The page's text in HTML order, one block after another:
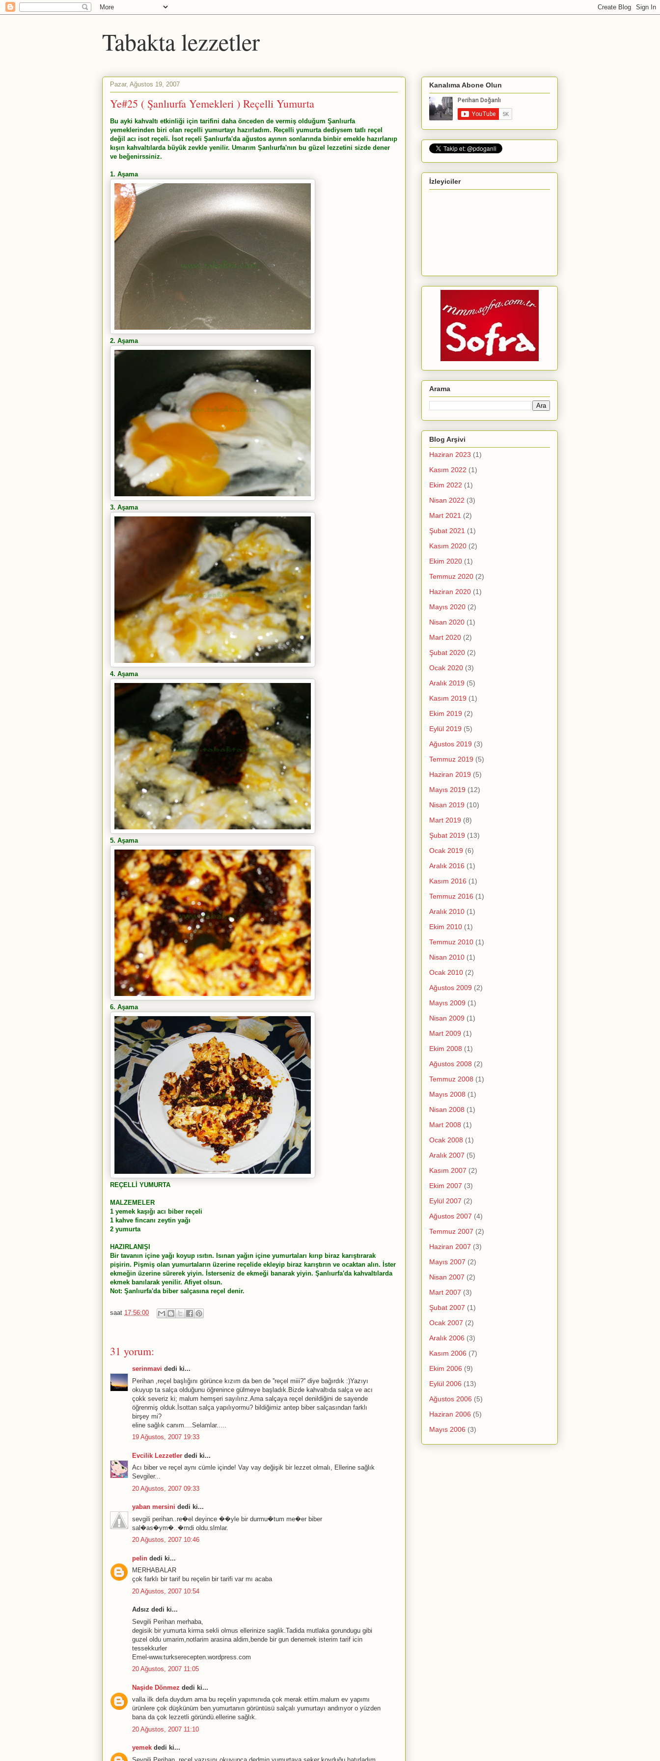
Tabakta lezzetler
Pazar, Ağustos 19, 2007
Ye#25 ( Şanlıurfa Yemekleri ) Reçelli Yumurta
Bu ayki kahvaltı etkinliği için tarifini daha önceden de vermiş olduğum Şanlıurfa
yemeklerinden biri olan reçelli yumurtayı hazırladım. Reçelli yumurta dediysem tatlı reçel
değil acı isot reçeli. İsot reçeli Şanlıurfa'da ağustos ayının sonlarında binbir emekle hazırlanıp
kışın kahvaltılarda büyük zevkle yenilir. Umarım Şanlıurfa'nın bu güzel lezzetini sizde dener
ve beğenirssiniz.
1. Aşama
2. Aşama
3. Aşama
4. Aşama
5. Aşama
6. Aşama
REÇELLİ YUMURTA
MALZEMELER
1 yemek kaşığı acı biber reçeli
1 kahve fincanı zeytin yağı
2 yumurta
HAZIRLANIŞI
Bir tavanın içine yağı koyup ısıtın. Isınan yağın içine yumurtaları kırıp biraz karıştırarak
pişirin. Pişmiş olan yumurtaların üzerine reçelide ekleyip biraz karıştırın ve ocaktan alın. İster
ekmeğin üzerine sürerek yiyin. İsterseniz de ekmeği banarak yiyin. Şanlıurfa'da kahvaltılarda
ekmek banılarak yenilir. Afiyet olsun.
Not: Şanlıurfa'da biber salçasına reçel denir.
saat 17:56:00
31 yorum:
serinmavi dedi ki...
Perihan ,reçel başlığını görünce kızım da ben de ''reçel miii?'' diye bağırdık :)Yazıyı
okuyup ta salça olduğunu öğrenince gülmeye başladık.Bizde kahvaltıda salça ve acı
çokk severiz ki; malum hemşeri sayılırız.Ama salçaya reçel denildiğini de sayende
öğrenmiş olduk.İsottan salça yapılıyormu? bildiğimiz antep biber salçasından farklı
birşey mi?
eline sağlık canım....Selamlar.....
19 Ağustos, 2007 19:33
Evcilik Lezzetler dedi ki...
Acı biber ve reçel aynı cümle içinde! Vay vay değişik bir lezzet olmalı, Ellerine sağlık
Sevgiler...
20 Ağustos, 2007 09:33
yaban mersini dedi ki...
sevgili perihan..re�el deyince ��yle bir durmu�tum me�er biber
sal�as�ym�..�mdi oldu.slmlar.
20 Ağustos, 2007 10:46
pelin dedi ki...
MERHABALAR
çok farklı bir tarif bu reçelin bir tarifi var mı acaba
20 Ağustos, 2007 10:54
Adsız dedi ki...
Sevgili Perihan merhaba,
degisik bir yumurta kirma sekli olmus ellerinize saglik.Tadida mutlaka gorundugu gibi
guzel oldu umarim,notlarim arasina aldim,bende bir gun denemek isterim tarif icin
tessekkurler
Emel-www.turkserecepten.wordpress.com
20 Ağustos, 2007 11:05
Naşide Dönmez dedi ki...
valla ilk defa duydum ama bu reçelin yapımınıda çok merak ettim.malum ev yapımı
ürünlere çok düşkünüm ben.yumurtanın görüntüsü salçalı yumurtayı andırıyor o yüzden
bana da çok lezzetli göründü.ellerine sağlık.
20 Ağustos, 2007 11:10
yemek dedi ki...
Sevgili Perihan, reçel yazısını okuyunca dedmin yumurtaya şeker koyduğu hatırladım.
Kanalıma Abone Olun
İzleyiciler
Arama
Blog Arşivi
Haziran 2023 (1)
Kasım 2022 (1)
Ekim 2022 (1)
Nisan 2022 (3)
Mart 2021 (2)
Şubat 2021 (1)
Kasım 2020 (2)
Ekim 2020 (1)
Temmuz 2020 (2)
Haziran 2020 (1)
Mayıs 2020 (2)
Nisan 2020 (1)
Mart 2020 (2)
Şubat 2020 (2)
Ocak 2020 (3)
Aralık 2019 (5)
Kasım 2019 (1)
Ekim 2019 (2)
Eylül 2019 (5)
Ağustos 2019 (3)
Temmuz 2019 (5)
Haziran 2019 (5)
Mayıs 2019 (12)
Nisan 2019 (10)
Mart 2019 (8)
Şubat 2019 (13)
Ocak 2019 (6)
Aralık 2016 (1)
Kasım 2016 (1)
Temmuz 2016 (1)
Aralık 2010 (1)
Ekim 2010 (1)
Temmuz 2010 (1)
Nisan 2010 (1)
Ocak 2010 (2)
Ağustos 2009 (2)
Mayıs 2009 (1)
Nisan 2009 (1)
Mart 2009 (1)
Ekim 2008 (1)
Ağustos 2008 (2)
Temmuz 2008 (1)
Mayıs 2008 (1)
Nisan 2008 (1)
Mart 2008 (1)
Ocak 2008 (1)
Aralık 2007 (5)
Kasım 2007 (2)
Ekim 2007 (3)
Eylül 2007 (2)
Ağustos 2007 (4)
Temmuz 2007 (2)
Haziran 2007 (3)
Mayıs 2007 (2)
Nisan 2007 (2)
Mart 2007 (3)
Şubat 2007 (1)
Ocak 2007 (2)
Aralık 2006 (3)
Kasım 2006 (7)
Ekim 2006 (9)
Eylül 2006 (13)
Ağustos 2006 (5)
Haziran 2006 (5)
Mayıs 2006 (3)